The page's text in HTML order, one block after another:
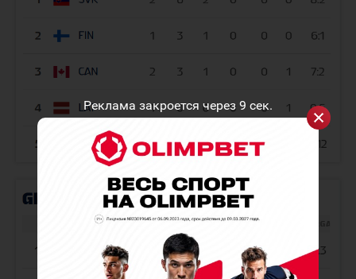
Реклама закроется через 9 сек.